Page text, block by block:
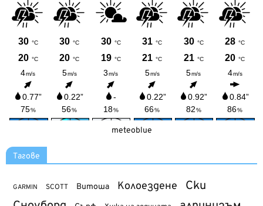
meteoblue
Тагове
GARMIN SCOTT Витоша Колоездене Ски